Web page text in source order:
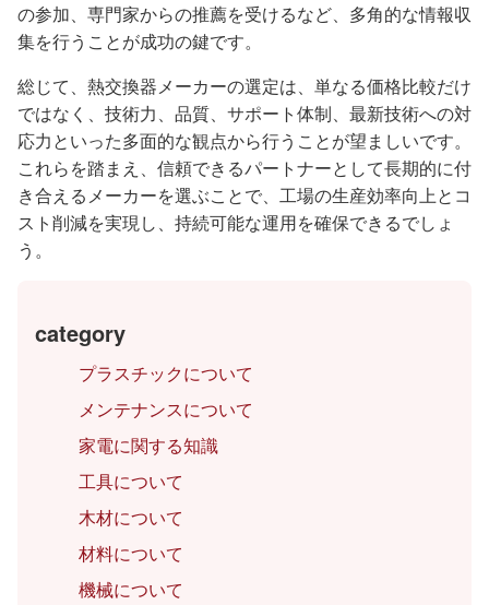
の参加、専門家からの推薦を受けるなど、多角的な情報収
集を行うことが成功の鍵です。
総じて、熱交換器メーカーの選定は、単なる価格比較だけ
ではなく、技術力、品質、サポート体制、最新技術への対
応力といった多面的な観点から行うことが望ましいです。
これらを踏まえ、信頼できるパートナーとして長期的に付
き合えるメーカーを選ぶことで、工場の生産効率向上とコ
スト削減を実現し、持続可能な運用を確保できるでしょ
う。
category
プラスチックについて
メンテナンスについて
家電に関する知識
工具について
木材について
材料について
機械について